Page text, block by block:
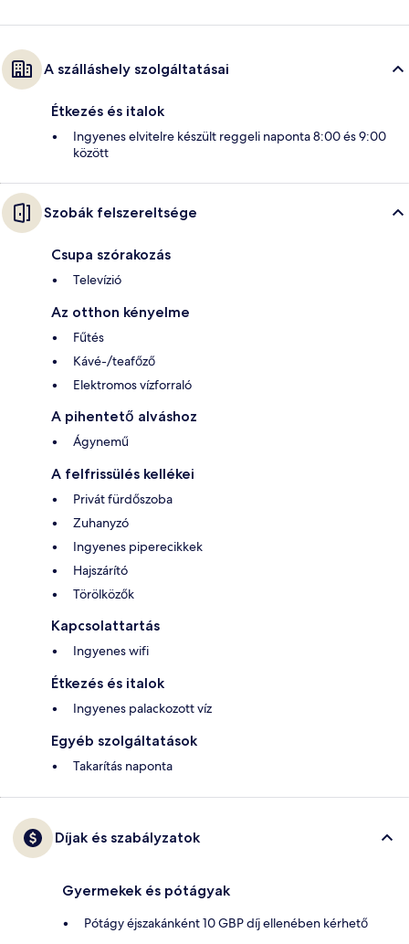
A szálláshely szolgáltatásai
Étkezés és italok
Ingyenes elvitelre készült reggeli naponta 8:00 és 9:00
között
Szobák felszereltsége
Csupa szórakozás
Televízió
Az otthon kényelme
Fűtés
Kávé-/teafőző
Elektromos vízforraló
A pihentető alváshoz
Ágynemű
A felfrissülés kellékei
Privát fürdőszoba
Zuhanyzó
Ingyenes piperecikkek
Hajszárító
Törölközők
Kapcsolattartás
Ingyenes wifi
Étkezés és italok
Ingyenes palackozott víz
Egyéb szolgáltatások
Takarítás naponta
Díjak és szabályzatok
Gyermekek és pótágyak
Pótágy éjszakánként 10 GBP díj ellenében kérhető